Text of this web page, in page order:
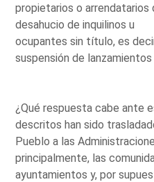
propietarios o arrendatarios
desahucio de inquilinos u
ocupantes sin título, es
suspensión de
¿Qué respuesta cabe ante
descritos han sido
Pueblo a las
principalmente, las
ayuntamientos y, por